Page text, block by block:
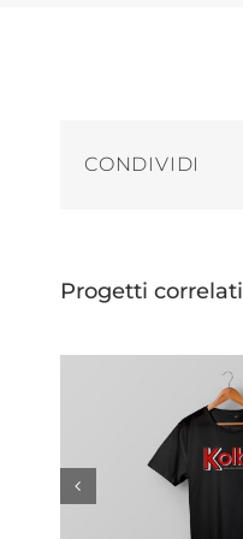
CONDIVIDI
Progetti correlati